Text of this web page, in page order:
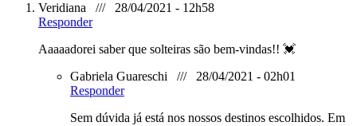
Veridiana /// 28/04/2021 - 12h58
Responder
Aaaaadorei saber que solteiras são bem-vindas!! 💓
Gabriela Guareschi /// 28/04/2021 - 02h01
Responder
Sem dúvida já está nos nossos destinos escolhidos. Em